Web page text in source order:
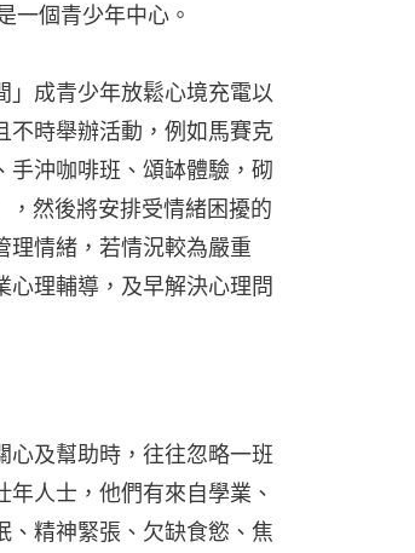
一個青少年中心。
」成青少年放鬆心境充電以
不時舉辦活動，例如馬賽克
手沖咖啡班、頌缽體驗，砌
然後將安排受情緒困擾的
理情緒，若情況較為嚴重
理輔導，及早解決心理問
心及幫助時，往往忽略一班
人士，他們有來自學業、
、精神緊張、欠缺食慾、焦